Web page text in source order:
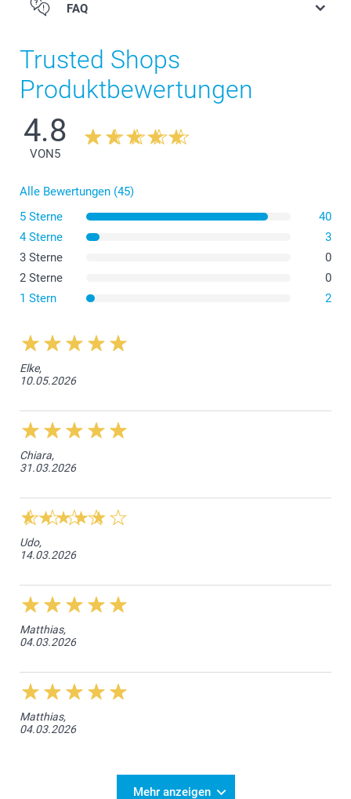
FAQ
Trusted Shops
Produktbewertungen
4.8
VON5
Alle Bewertungen (45)
5 Sterne
40
4 Sterne
3
3 Sterne
0
2 Sterne
0
1 Stern
2
Elke,
10.05.2026
Chiara,
31.03.2026
Udo,
14.03.2026
Matthias,
04.03.2026
Matthias,
04.03.2026
Mehr anzeigen